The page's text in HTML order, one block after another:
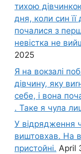
тихою
дня, коли син
почалися з
невістка не
2025
Я на вокзалі
дівчину, яку
себе, і вона
. Таке я чула
У відрядження
виштовхав. На
пристойні. April